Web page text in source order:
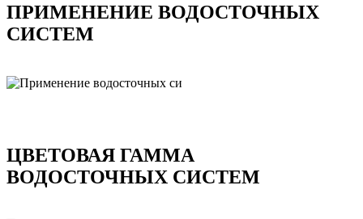
ПРИМЕНЕНИЕ ВОДОСТОЧНЫХ
СИСТЕМ
ЦВЕТОВАЯ ГАММА
ВОДОСТОЧНЫХ СИСТЕМ